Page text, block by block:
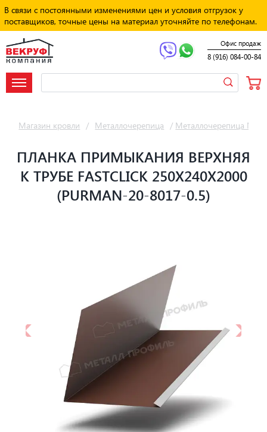
В связи с постоянными изменениями цен и условия отгрузок у
поставщиков, точные цены на материал уточняйте по телефонам.
Офис продаж
8 (916) 084-00-84
Магазин кровли / Металлочерепица / Металлочерепица
ПЛАНКА ПРИМЫКАНИЯ ВЕРХНЯЯ
К ТРУБЕ FASTCLICK 250Х240Х2000
(PURMAN-20-8017-0.5)